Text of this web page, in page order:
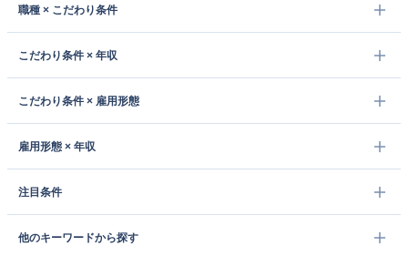
職種 × こだわり条件
こだわり条件 × 年収
こだわり条件 × 雇用形態
雇用形態 × 年収
注目条件
他のキーワードから探す